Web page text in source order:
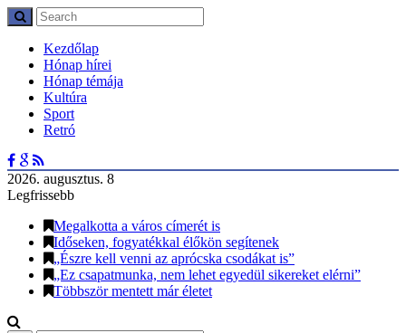
Kezdőlap
Hónap hírei
Hónap témája
Kultúra
Sport
Retró
2026. augusztus. 8
Legfrissebb
Megalkotta a város címerét is
Időseken, fogyatékkal élőkön segítenek
„Észre kell venni az aprócska csodákat is”
„Ez csapatmunka, nem lehet egyedül sikereket elérni”
Többször mentett már életet